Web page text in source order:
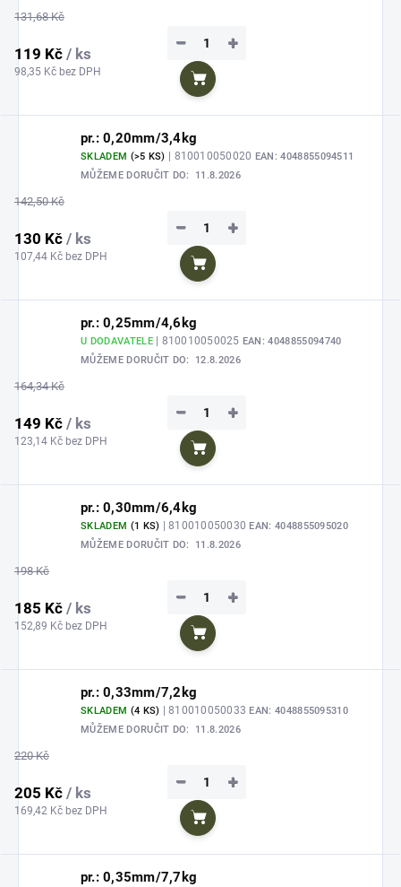
131,68 Kč
119 Kč / ks
98,35 Kč bez DPH
+
−
Do košíku
pr.: 0,20mm/3,4kg
SKLADEM (>5 KS) | 810010050020 EAN: 4048855094511
MŮŽEME DORUČIT DO:
11.8.2026
142,50 Kč
130 Kč / ks
107,44 Kč bez DPH
+
−
Do košíku
pr.: 0,25mm/4,6kg
U DODAVATELE | 810010050025 EAN: 4048855094740
MŮŽEME DORUČIT DO:
12.8.2026
164,34 Kč
149 Kč / ks
123,14 Kč bez DPH
+
−
Do košíku
pr.: 0,30mm/6,4kg
SKLADEM (1 KS) | 810010050030EAN: 4048855095020
MŮŽEME DORUČIT DO:
11.8.2026
198 Kč
185 Kč / ks
152,89 Kč bez DPH
+
−
Do košíku
pr.: 0,33mm/7,2kg
SKLADEM (4 KS) | 810010050033EAN: 4048855095310
MŮŽEME DORUČIT DO:
11.8.2026
220 Kč
205 Kč / ks
169,42 Kč bez DPH
+
−
Do košíku
pr.: 0,35mm/7,7kg